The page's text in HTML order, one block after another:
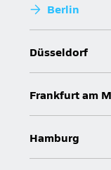
Berlin
Düsseldorf
Frankfurt am
Hamburg